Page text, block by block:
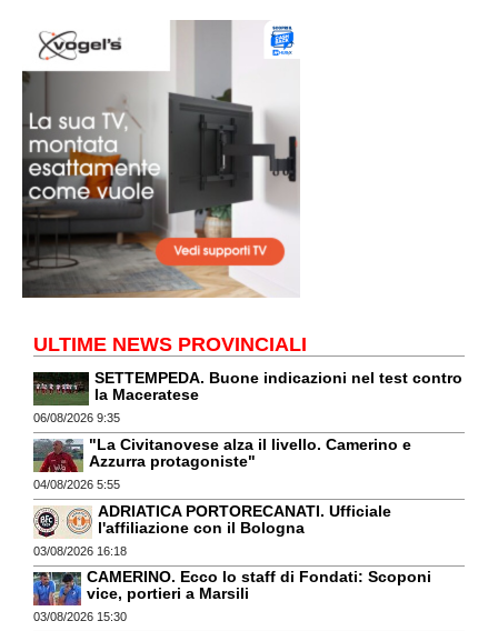
ULTIME NEWS PROVINCIALI
SETTEMPEDA. Buone indicazioni nel test contro
la Maceratese
06/08/2026 9:35
"La Civitanovese alza il livello. Camerino e
Azzurra protagoniste"
04/08/2026 5:55
ADRIATICA PORTORECANATI. Ufficiale
l'affiliazione con il Bologna
03/08/2026 16:18
CAMERINO. Ecco lo staff di Fondati: Scoponi
vice, portieri a Marsili
03/08/2026 15:30